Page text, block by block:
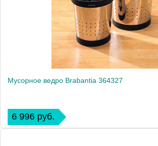
Мусорное ведро Brabantia 364327
6 996 руб.